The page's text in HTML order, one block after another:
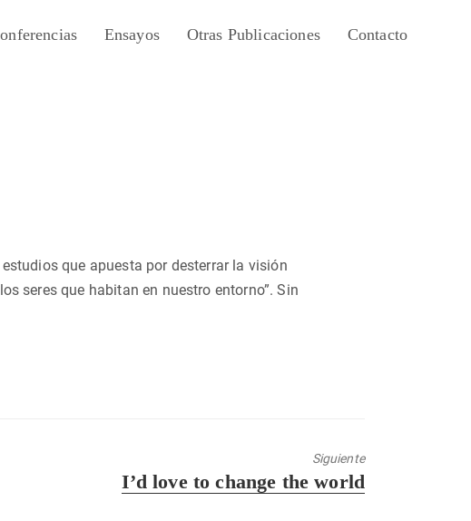
Ensayos Otras Publicaciones Contacto
que apuesta por desterrar la visión
seres que habitan en nuestro entorno”. Sin
Siguiente
Entrada
I’d love to change the world